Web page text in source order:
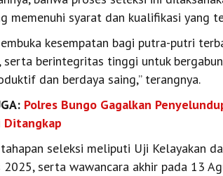
memenuhi syarat dan kualifikasi yang
kesempatan bagi putra-putri
berintegritas tinggi untuk
dan berdaya saing,” terangnya.
Polres Bungo Gagalkan
Ditangkap
seleksi meliputi Uji Kelayakan
2025, serta wawancara akhir pada 13